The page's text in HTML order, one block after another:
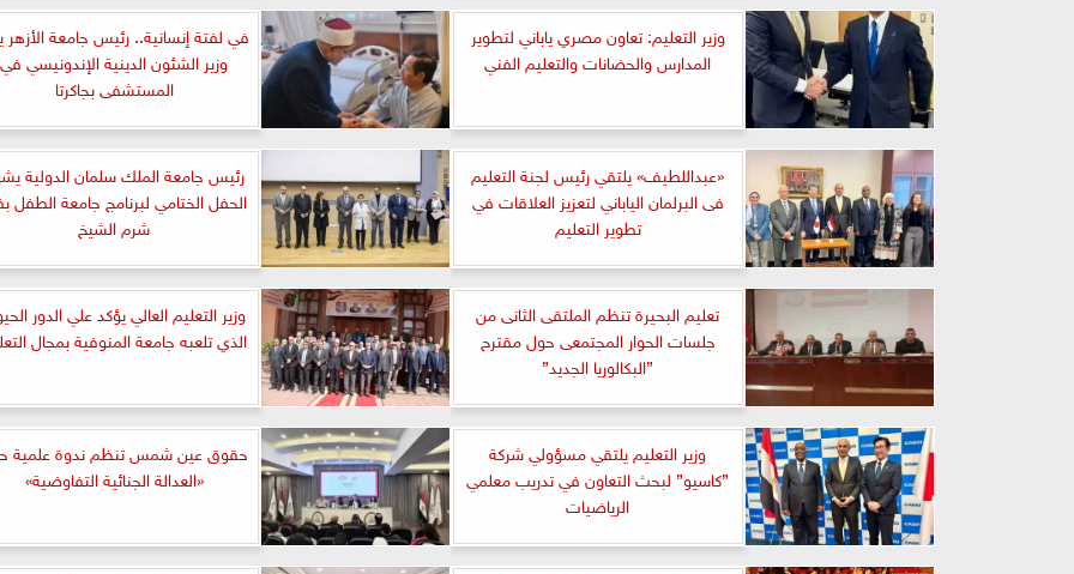
وزير التعليم: تعاون مصري ياباني لتطوير
المدارس والحضانات والتعليم الفني
في لفتة إنسانية.. رئيس جامعة الأزهر
وزير الشئون الدينية الإندونيسي في
المستشفى بجاكرتا
«عبداللطيف» يلتقي رئيس لجنة التعليم
فى البرلمان الياباني لتعزيز العلاقات في
تطوير التعليم
رئيس جامعة الملك سلمان الدولية
الحفل الختامي لبرنامج جامعة الطفل
شرم الشيخ
تعليم البحيرة تنظم الملتقى الثانى من
جلسات الحوار المجتمعى حول مقترح
”البكالوريا الجديد”
وزير التعليم العالي يؤكد علي الدور
الذي تلعبه جامعة المنوفية بمجال
وزير التعليم يلتقي مسؤولي شركة
”كاسيو” لبحث التعاون في تدريب معلمي
الرياضيات
حقوق عين شمس تنظم ندوة علمية
«العدالة الجنائية التفاوضية»